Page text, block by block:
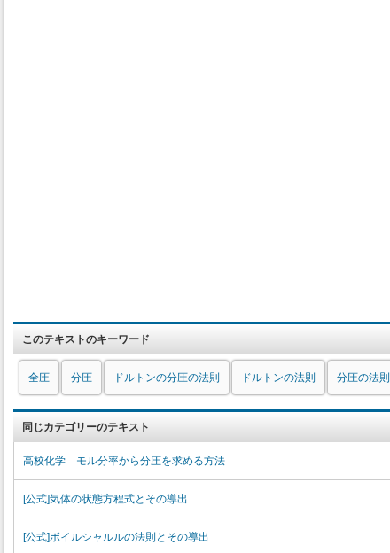
このテキストのキーワード
全圧 分圧 ドルトンの分圧の法則 ドルトンの法則 分圧の法則
同じカテゴリーのテキスト
高校化学 モル分率から分圧を求める方法
[公式]気体の状態方程式とその導出
[公式]ボイルシャルルの法則とその導出